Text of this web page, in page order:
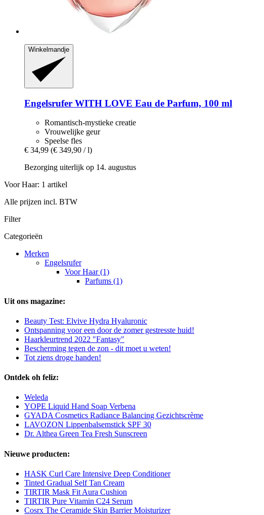
Winkelmandje
Engelsrufer WITH LOVE Eau de Parfum, 100 ml
Romantisch-mystieke creatie
Vrouwelijke geur
Speelse fles
€ 34,99 (€ 349,90 / l)
Bezorging uiterlijk op 14. augustus
Voor Haar: 1 artikel
Alle prijzen incl. BTW
Filter
Categorieën
Merken
Engelsrufer
Voor Haar (1)
Parfums (1)
Uit ons magazine:
Beauty Test: Elvive Hydra Hyaluronic
Ontspanning voor een door de zomer gestresste huid!
Haarkleurtrend 2022 "Fantasy"
Bescherming tegen de zon - dit moet u weten!
Tot ziens droge handen!
Ontdek oh feliz:
Weleda
YOPE Liquid Hand Soap Verbena
GYADA Cosmetics Radiance Balancing Gezichtscrème
LAVOZON Lippenbalsemstick SPF 30
Dr. Althea Green Tea Fresh Sunscreen
Nieuwe producten:
HASK Curl Care Intensive Deep Conditioner
Tinted Gradual Self Tan Cream
TIRTIR Mask Fit Aura Cushion
TIRTIR Pure Vitamin C24 Serum
Cosrx The Ceramide Skin Barrier Moisturizer